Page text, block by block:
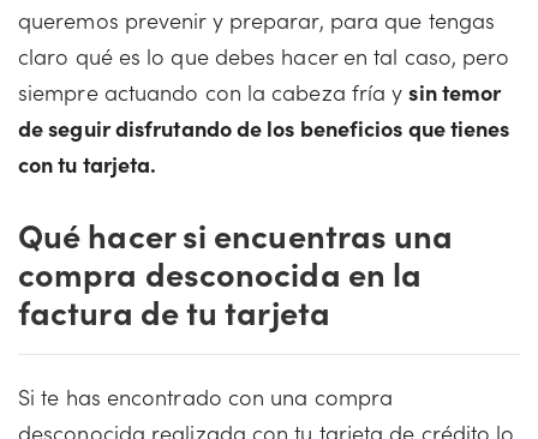
queremos prevenir y preparar, para que tengas
claro qué es lo que debes hacer en tal caso, pero
siempre actuando con la cabeza fría ysin temor
de seguir disfrutando de los beneficios que tienes
con tu tarjeta.
Qué hacer si encuentras una
compra desconocida en la
factura de tu tarjeta
Si te has encontrado con una compra
desconocida realizada con tu tarjeta de crédito lo